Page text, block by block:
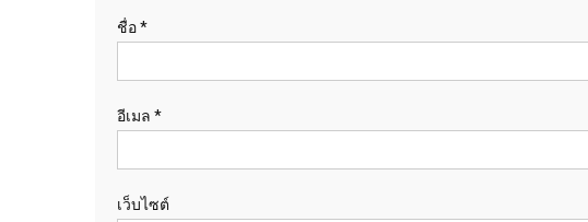
ชื่อ*
อีเมล *
เว็บไซต์